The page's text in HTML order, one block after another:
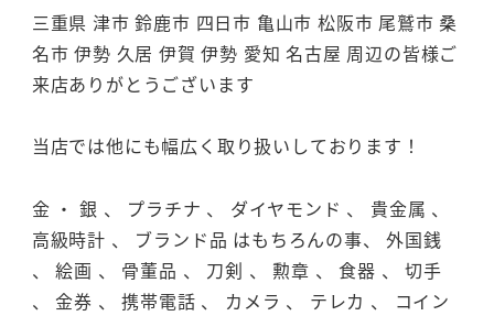
三重県 津市 鈴鹿市 四日市 亀山市 松阪市 尾鷲市 桑
名市 伊勢 久居 伊賀 伊勢 愛知 名古屋 周辺の皆様ご
来店ありがとうございます
当店では他にも幅広く取り扱いしております！
金 ・ 銀 、 プラチナ 、 ダイヤモンド 、 貴金属 、
高級時計 、 ブランド品 はもちろんの事、 外国銭
、 絵画 、 骨董品 、 刀剣 、 勲章 、 食器 、 切手
、 金券 、 携帯電話 、 カメラ 、 テレカ 、 コイン